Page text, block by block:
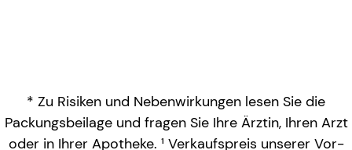
* Zu Risiken und Nebenwirkungen lesen Sie die
Packungsbeilage und fragen Sie Ihre Ärztin, Ihren Arzt
oder in Ihrer Apotheke. ¹ Verkaufspreis unserer Vor-